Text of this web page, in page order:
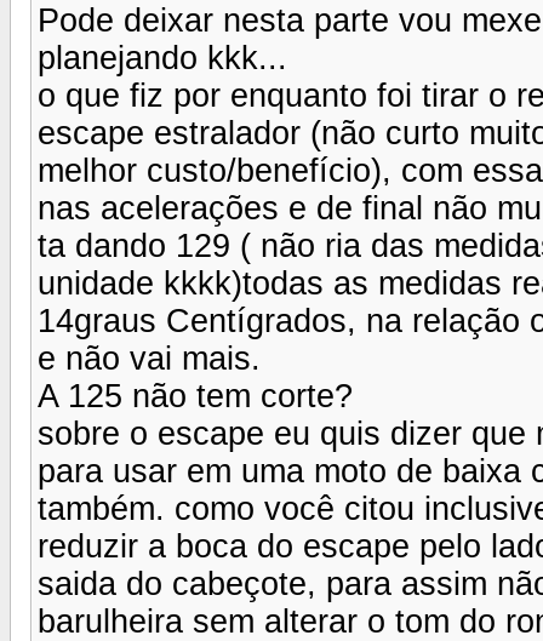
Pode deixar nesta parte vou
planejando kkk...
o que fiz por enquanto foi tirar o
escape estralador (não curto
melhor custo/benefício), com
nas acelerações e de final não
ta dando 129 ( não ria das
unidade kkkk)todas as medidas
14graus Centígrados, na relação
e não vai mais.
A 125 não tem corte?
sobre o escape eu quis dizer
para usar em uma moto de
também. como você citou
reduzir a boca do escape pelo
saida do cabeçote, para assim
barulheira sem alterar o tom do